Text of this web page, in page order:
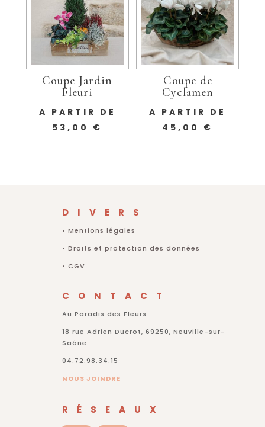
Coupe Jardin
Fleuri
A PARTIR DE
53,00 €
Coupe de
Cyclamen
A PARTIR DE
45,00 €
DIVERS
• Mentions légales
• Droits et protection des données
• CGV
CONTACT
Au Paradis des Fleurs
18 rue Adrien Ducrot, 69250, Neuville-sur-
Saône
04.72.98.34.15
NOUS JOINDRE
RÉSEAUX